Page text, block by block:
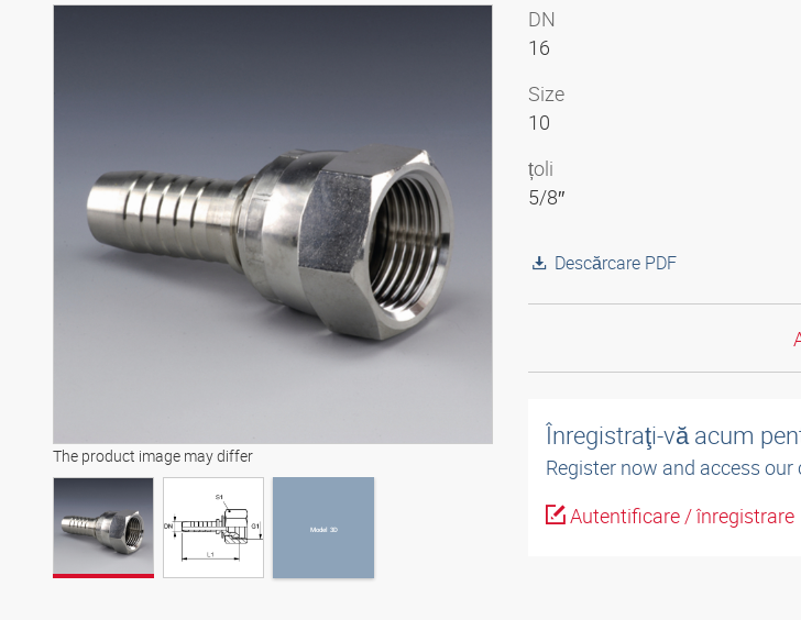
The product image may differ
Model 3D
Model 3D
DN
16
Size
10
țoli
5/8″
Descărcare PDF
Înregistraţi-vă acum
Register now and access
Autentificare / înregistrare